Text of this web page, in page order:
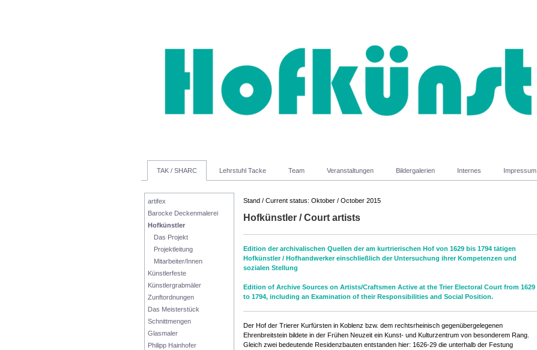
TAK / SHARC Lehrstuhl Tacke Team Veranstaltungen Bildergalerien Internes Impressum
artifex
Barocke Deckenmalerei
Hofkünstler
Das Projekt
Projektleitung
Mitarbeiter/Innen
Künstlerfeste
Künstlergrabmäler
Zunftordnungen
Das Meisterstück
Schnittmengen
Glasmaler
Philipp Hainhofer
Stand / Current status: Oktober / October 2015
Hofkünstler / Court artists
Edition der archivalischen Quellen der am kurtrierischen Hof von 1629 bis 1794 tätigen
Hofkünstler / Hofhandwerker einschließlich der Untersuchung ihrer Kompetenzen und
sozialen Stellung
Edition of Archive Sources on Artists/Craftsmen Active at the Trier Electoral Court from 1629
to 1794, including an Examination of their Responsibilities and Social Position.
Der Hof der Trierer Kurfürsten in Koblenz bzw. dem rechtsrheinisch gegenübergelegenen
Ehrenbreitstein bildete in der Frühen Neuzeit ein Kunst- und Kulturzentrum von besonderem Rang.
Gleich zwei bedeutende Residenzbauten entstanden hier: 1626-29 die unterhalb der Festung